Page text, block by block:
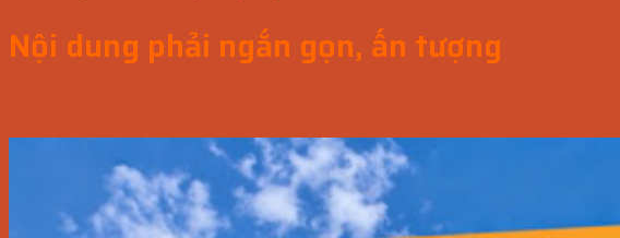
Nội dung phải ngắn gọn, ấn tượng